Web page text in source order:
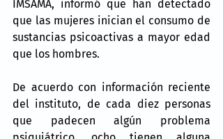
IMSAMA, informó que han detectado
que las mujeres inician el consumo de
sustancias psicoactivas a mayor edad
que los hombres.
De acuerdo con información reciente
del instituto, de cada diez personas
que padecen algún problema